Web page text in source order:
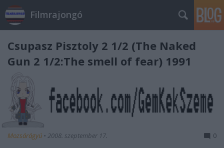
Filmrajongó
Csupasz Pisztoly 2 1/2 (The Naked
Gun 2 1/2:The smell of fear) 1991
Mozsárágyú • 2008. szeptember 17. 0